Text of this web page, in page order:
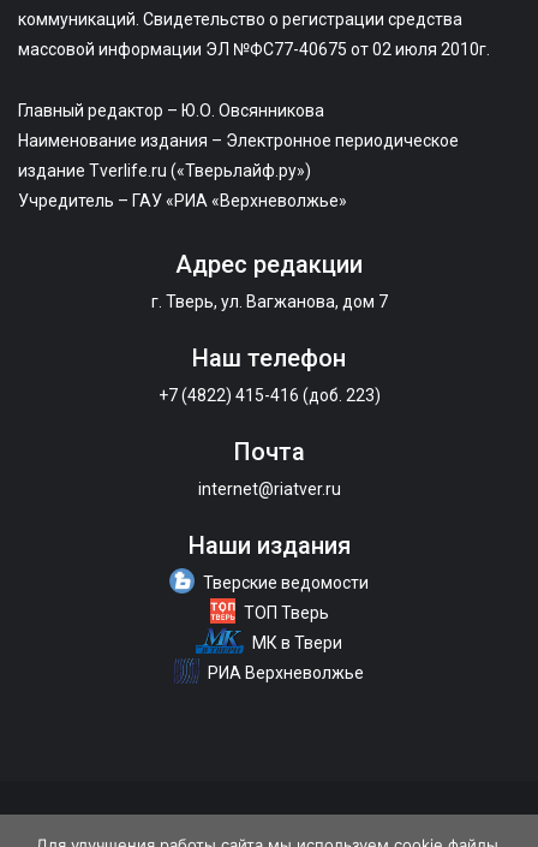
коммуникаций. Свидетельство о регистрации средства
массовой информации ЭЛ №ФС77-40675 от 02 июля 2010г.
Главный редактор – Ю.О. Овсянникова
Наименование издания – Электронное периодическое
издание Tverlife.ru («Тверьлайф.ру»)
Учредитель – ГАУ «РИА «Верхневолжье»
Адрес редакции
г. Тверь, ул. Вагжанова, дом 7
Наш телефон
+7 (4822) 415-416 (доб. 223)
Почта
internet@riatver.ru
Наши издания
Тверские ведомости
ТОП Тверь
МК в Твери
РИА Верхневолжье